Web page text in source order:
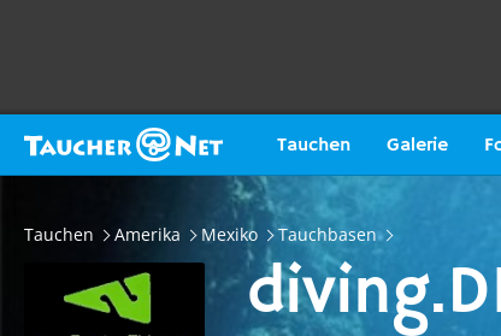
Tauchen Galerie
Tauchen Amerika Mexiko Tauchbasen